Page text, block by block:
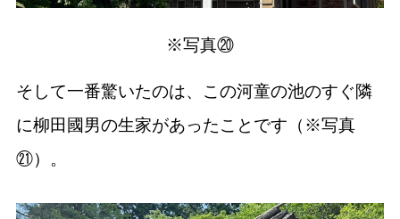
※写真⑳
そして一番驚いたのは、この河童の池のすぐ隣
に柳田國男の生家があったことです（※写真
㉑）。